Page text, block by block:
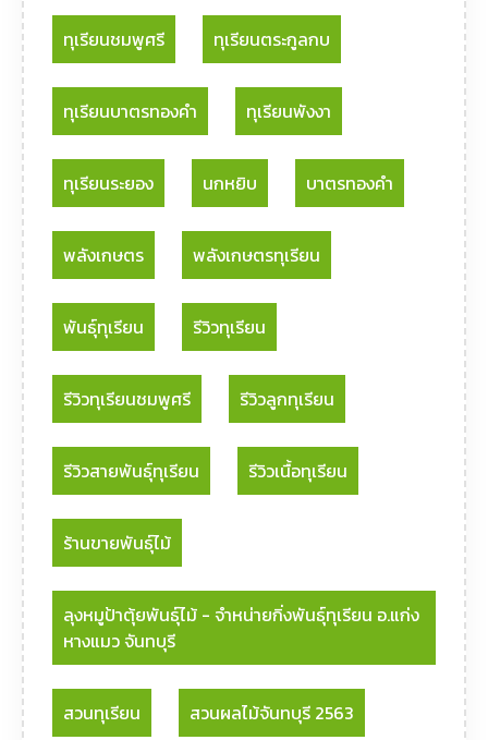
ทุเรียนชมพูศรี ทุเรียนตระกูลกบ
ทุเรียนบาตรทองคำ ทุเรียนพังงา
ทุเรียนระยอง นกหยิบ บาตรทองคำ
พลังเกษตร พลังเกษตรทุเรียน
พันธุ์ทุเรียน รีวิวทุเรียน
รีวิวทุเรียนชมพูศรี รีวิวลูกทุเรียน
รีวิวสายพันธุ์ทุเรียน รีวิวเนื้อทุเรียน
ร้านขายพันธุ์ไม้
ลุงหมูป้าตุ้ยพันธุ์ไม้ - จําหน่ายกิ่งพันธุ์ทุเรียน อ.แก่ง
หางแมว จันทบุรี
สวนทุเรียน สวนผลไม้จันทบุรี 2563